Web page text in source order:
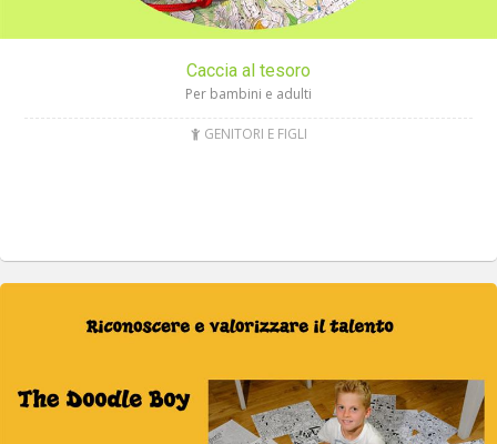
Caccia al tesoro
Per bambini e adulti
GENITORI E FIGLI